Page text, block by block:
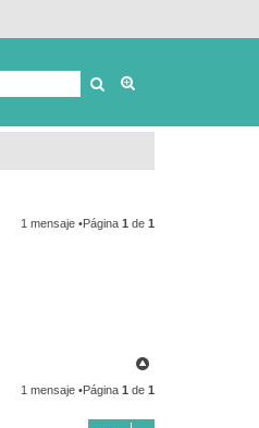
Buscar
1 mensaje •Página 1 de 1
r
b
1 mensaje •Página 1 de 1